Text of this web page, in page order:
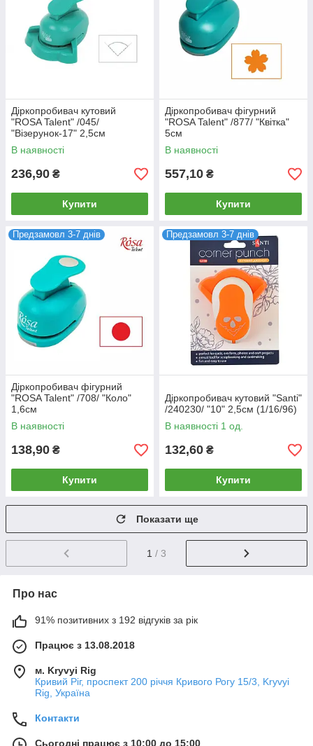
Діркопробивач кутовий
"ROSA Talent" /045/
"Візерунок-17" 2,5см
В наявності
236,90 ₴
Купити
Діркопробивач фігурний
"ROSA Talent" /877/ "Квітка"
5см
В наявності
557,10 ₴
Купити
Предзамовл 3-7 днів
Діркопробивач фігурний
"ROSA Talent" /708/ "Коло"
1,6см
В наявності
138,90 ₴
Купити
Предзамовл 3-7 днів
Діркопробивач кутовий "Santi"
/240230/ "10" 2,5см (1/16/96)
В наявності 1 од.
132,60 ₴
Купити
Показати ще
1 / 3
Про нас
91% позитивних з 192 відгуків за рік
Працює з 13.08.2018
м. Kryvyi Rig
Кривий Ріг, проспект 200 річчя Кривого Рогу 15/3, Kryvyi
Rig, Україна
Контакти
Сьогодні працює з 10:00 до 15:00